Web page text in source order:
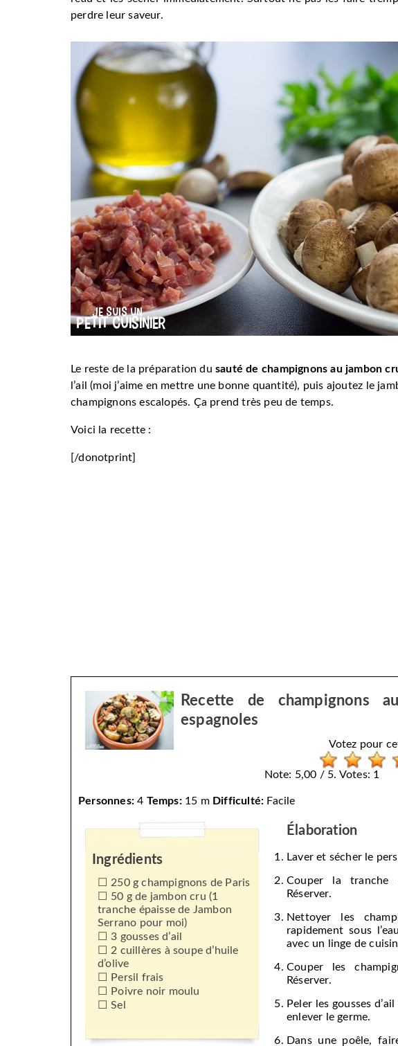
perdre leur saveur.
Le reste de la préparation dusauté de champignons au jambon
l’ail (moi j’aime en mettre une bonne quantité), puis ajoutez le
champignons escalopés. Ça prend très peu de temps.
Voici la recette :
[/donotprint]
Recette de champignons
espagnoles
Votez pour
Note: 5,00 / 5. Votes: 1
Personnes: 4 Temps: 15 m Difficulté: Facile
Ingrédients
250 g champignons de Paris
50 g de jambon cru (1
tranche épaisse de Jambon
Serrano pour moi)
3 gousses d’ail
2 cuillères à soupe d’huile
d’olive
Persil frais
Poivre noir moulu
Sel
Élaboration
Laver et sécher le
Couper la tranche
Réserver.
Nettoyer les
rapidement sous
avec un linge de
Couper les
Réserver.
Peler les gousses
enlever le germe.
Dans une poêle,